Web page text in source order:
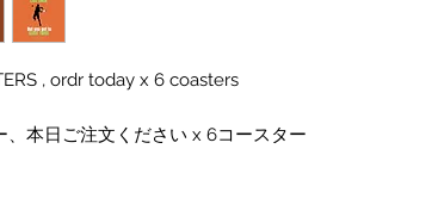
, ordr today x 6 coasters
、本日ご注文ください x 6コースター